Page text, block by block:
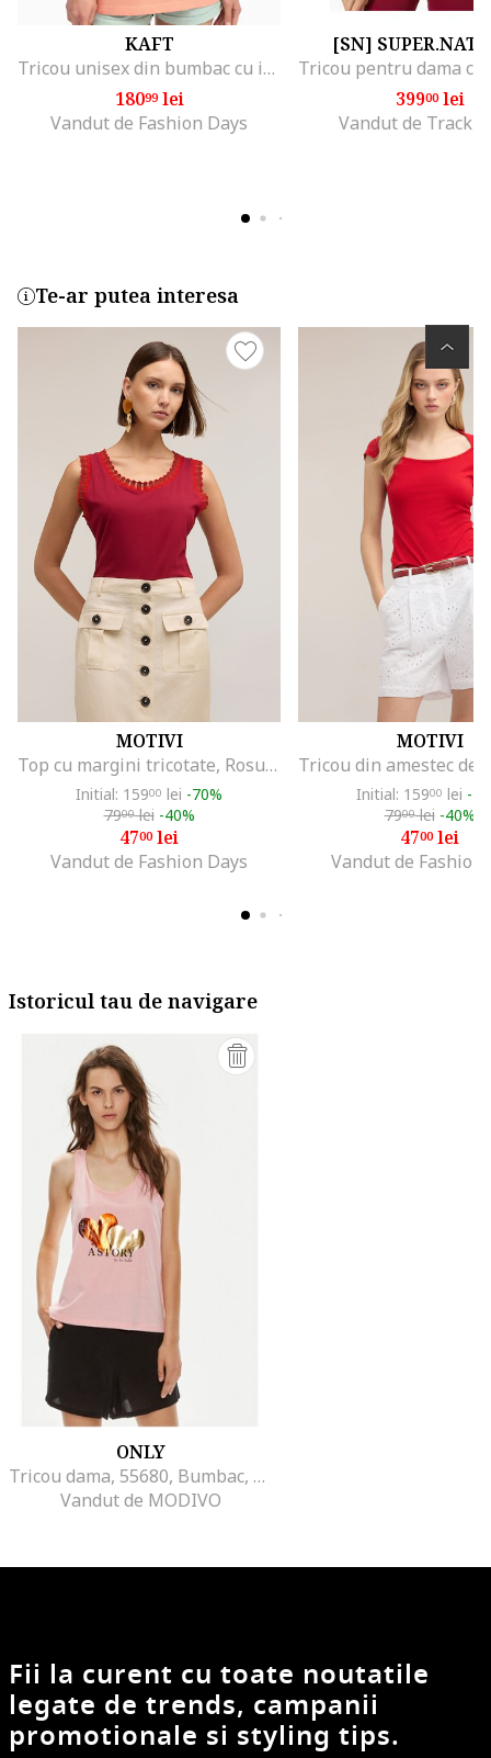
KAFT
Tricou unisex din bumbac cu imprimeu, Piersica
18099lei
Vandut de Fashion Days
[SN]
39900lei
Vandut de Track
Te-ar putea interesa
MOTIVI
Top cu margini tricotate, Rosu inchis
Initial: 15900 lei -70%
7900lei -40%
4700lei
Vandut de Fashion Days
MOTIVI
Initial: 15900 lei -
7900lei -40%
4700lei
Vandut de Fashion
Istoricul tau de navigare
ONLY
Tricou dama, 55680, Bumbac, Roz
Vandut de MODIVO
Fii la curent cu toate noutatile
legate de trends, campanii
promotionale si styling tips.